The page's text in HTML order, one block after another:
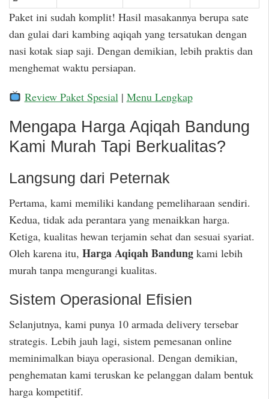
Paket ini sudah komplit! Hasil masakannya berupa sate
dan gulai dari kambing aqiqah yang tersatukan dengan
nasi kotak siap saji. Dengan demikian, lebih praktis dan
menghemat waktu persiapan.
Review Paket Spesial | Menu Lengkap
Mengapa Harga Aqiqah Bandung
Kami Murah Tapi Berkualitas?
Langsung dari Peternak
Pertama, kami memiliki kandang pemeliharaan sendiri.
Kedua, tidak ada perantara yang menaikkan harga.
Ketiga, kualitas hewan terjamin sehat dan sesuai syariat.
Oleh karena itu, Harga Aqiqah Bandung kami lebih
murah tanpa mengurangi kualitas.
Sistem Operasional Efisien
Selanjutnya, kami punya 10 armada delivery tersebar
strategis. Lebih jauh lagi, sistem pemesanan online
meminimalkan biaya operasional. Dengan demikian,
penghematan kami teruskan ke pelanggan dalam bentuk
harga kompetitif.